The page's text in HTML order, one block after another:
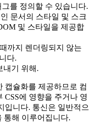
를 정의할 수 있습니다.
문서의 스타일 및 스크
및 스타일을 제공합
까지 렌더링되지 않는
다.
내기 위해.
캡슐화를 제공하므로 컴
CSS에 영향을 주거나 영
입니다. 통신은 일반적으
통해 이루어집니다.